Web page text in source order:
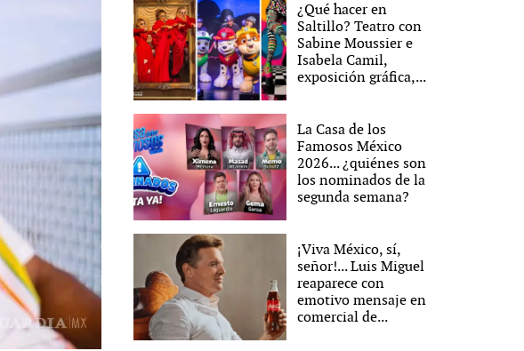
¿Qué hacer en
Saltillo? Teatro con
Sabine Moussier e
Isabela Camil,
exposición gráfica,...
La Casa de los
Famosos México
2026... ¿quiénes son
los nominados de la
segunda semana?
¡Viva México, sí,
señor!... Luis Miguel
reaparece con
emotivo mensaje en
comercial de...